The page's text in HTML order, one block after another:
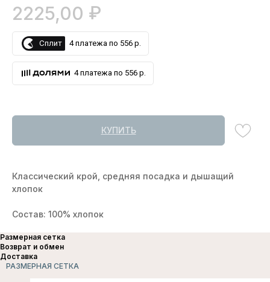
2225,00 ₽
Сплит 4 платежа по 556 р.
4 платежа по 556 р.
КУПИТЬ
Классический крой, средняя посадка и дышащий
хлопок
Состав: 100% хлопок
Размерная сетка
Возврат и обмен
Доставка
РАЗМЕРНАЯ СЕТКА